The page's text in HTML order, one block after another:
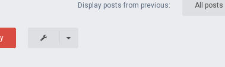
Display posts from previous: All posts